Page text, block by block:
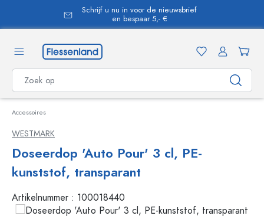
Schrijf u nu in voor de nieuwsbrief
en bespaar 5,- €
Accessoires
WESTMARK
Doseerdop 'Auto Pour' 3 cl, PE-
kunststof, transparant
Artikelnummer : 100018440